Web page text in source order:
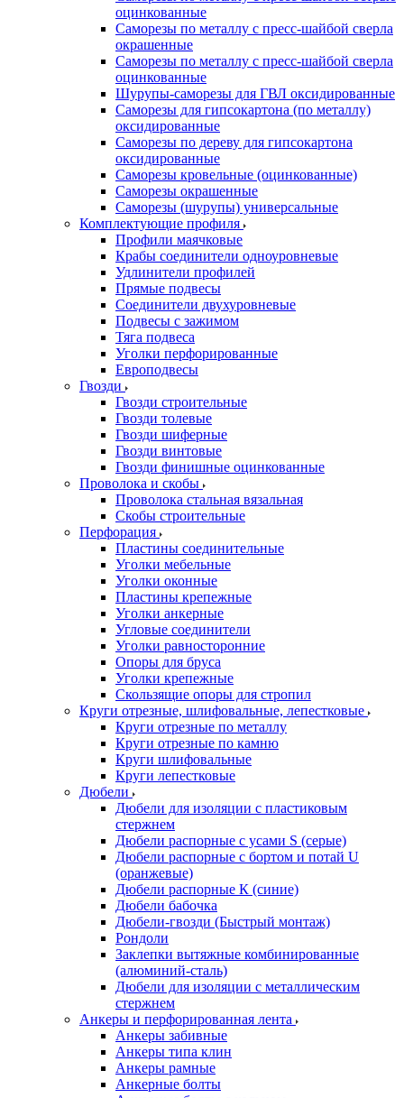
оцинкованные
Саморезы по металлу с пресс-шайбой сверла
окрашенные
Саморезы по металлу с пресс-шайбой сверла
оцинкованные
Шурупы-саморезы для ГВЛ оксидированные
Саморезы для гипсокартона (по металлу)
оксидированные
Саморезы по дереву для гипсокартона
оксидированные
Саморезы кровельные (оцинкованные)
Саморезы окрашенные
Саморезы (шурупы) универсальные
Комплектующие профиля
Профили маячковые
Крабы соединители одноуровневые
Удлинители профилей
Прямые подвесы
Соединители двухуровневые
Подвесы с зажимом
Тяга подвеса
Уголки перфорированные
Европодвесы
Гвозди
Гвозди строительные
Гвозди толевые
Гвозди шиферные
Гвозди винтовые
Гвозди финишные оцинкованные
Проволока и скобы
Проволока стальная вязальная
Скобы строительные
Перфорация
Пластины соединительные
Уголки мебельные
Уголки оконные
Пластины крепежные
Уголки анкерные
Угловые соединители
Уголки равносторонние
Опоры для бруса
Уголки крепежные
Скользящие опоры для стропил
Круги отрезные, шлифовальные, лепестковые
Круги отрезные по металлу
Круги отрезные по камню
Круги шлифовальные
Круги лепестковые
Дюбели
Дюбели для изоляции с пластиковым
стержнем
Дюбели распорные с усами S (серые)
Дюбели распорные c бортом и потай U
(оранжевые)
Дюбели распорные К (синие)
Дюбели бабочка
Дюбели-гвозди (Быстрый монтаж)
Рондоли
Заклепки вытяжные комбинированные
(алюминий-сталь)
Дюбели для изоляции с металлическим
стержнем
Анкеры и перфорированная лента
Анкеры забивные
Анкеры типа клин
Анкеры рамные
Анкерные болты